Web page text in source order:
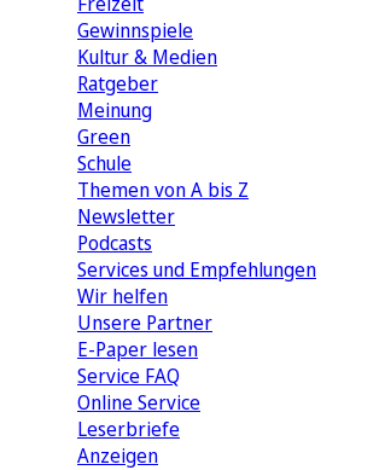
Gewinnspiele
Kultur & Medien
Ratgeber
Meinung
Green
Schule
Themen von A bis Z
Newsletter
Podcasts
Services und Empfehlungen
Wir helfen
Unsere Partner
E-Paper lesen
Service FAQ
Online Service
Leserbriefe
Anzeigen